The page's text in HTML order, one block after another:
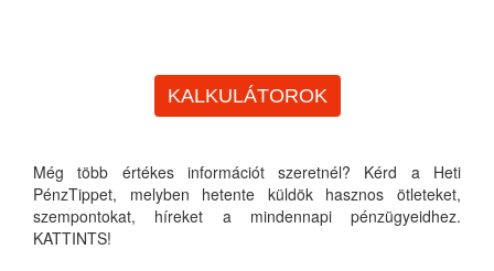
KALKULÁTOROK
Még több értékes információt szeretnél? Kérd a Heti
PénzTippet, melyben hetente küldök hasznos ötleteket,
szempontokat, híreket a mindennapi pénzügyeidhez.
KATTINTS!